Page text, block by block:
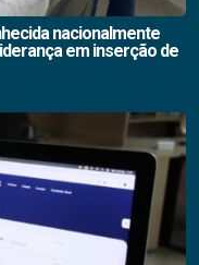
nacionalmente
em inserção de